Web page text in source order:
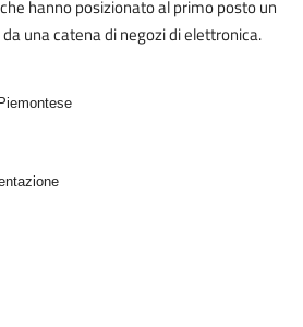
hanno posizionato al primo posto un
una catena di negozi di elettronica.